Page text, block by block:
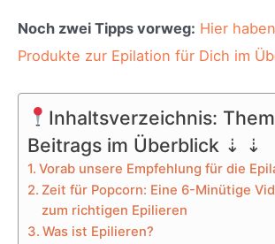
Noch zwei Tipps vorweg: Hier
Produkte zur Epilation für Dich im
Inhaltsverzeichnis:
Beitrags im Überblick ⇣ ⇣
Vorab unsere Empfehlung für die
Zeit für Popcorn: Eine 6-Minütige
zum richtigen Epilieren
Was ist Epilieren?